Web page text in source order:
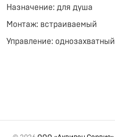
Назначение: для душа
Монтаж: встраиваемый
Управление: однозахватный